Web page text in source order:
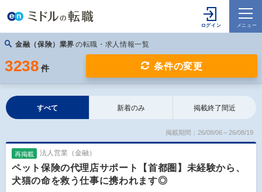
金融（保険）業界 の転職・求人情報一覧
3238 件 条件の変更
すべて 新着のみ 掲載終了間近
掲載期間：26/08/06～26/08/19
再掲載 法人営業（金融）
ペット保険の代理店サポート【首都圏】未経験から、
犬猫の命を救う仕事に携われます◎